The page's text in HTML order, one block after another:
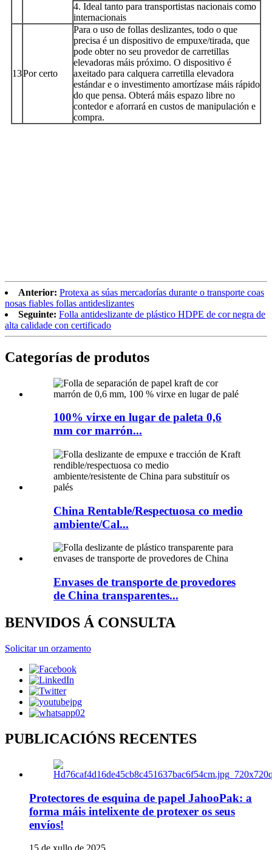
4. Ideal tanto para transportistas nacionais como
internacionais
13Por certo
Para o uso de follas deslizantes, todo o que
precisa é un dispositivo de empuxe/tirada, que
pode obter no seu provedor de carretillas
elevadoras máis próximo. O dispositivo é
axeitado para calquera carretilla elevadora
estándar e o investimento amortízase máis rápido
do que pensa. Obterá máis espazo libre no
contedor e aforrará en custos de manipulación e
compra.
Anterior: Protexa as súas mercadorías durante o transporte coas
nosas fiables follas antideslizantes
Seguinte: Folla antideslizante de plástico HDPE de cor negra de
alta calidade con certificado
Categorías de produtos
100% virxe en lugar de paleta 0,6
mm cor marrón...
China Rentable/Respectuosa co medio
ambiente/Cal...
Envases de transporte de provedores
de China transparentes...
BENVIDOS Á CONSULTA
Solicitar un orzamento
PUBLICACIÓNS RECENTES
Protectores de esquina de papel JahooPak: a
forma máis intelixente de protexer os seus
envíos!